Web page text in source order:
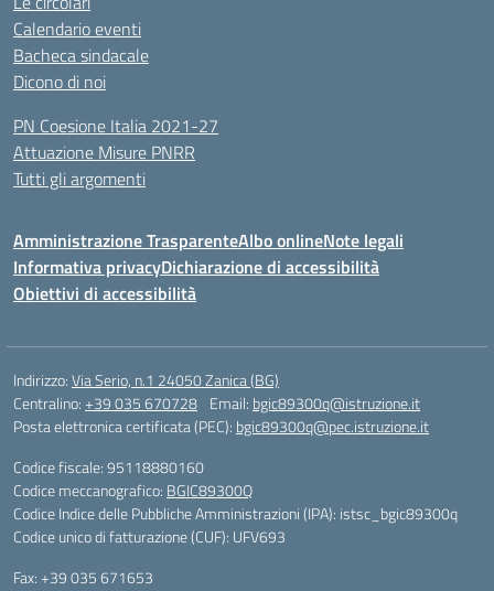
Calendario eventi
Bacheca sindacale
Dicono di noi
PN Coesione Italia 2021-27
Attuazione Misure PNRR
Tutti gli argomenti
Amministrazione TrasparenteAlbo onlineNote legali
Informativa privacyDichiarazione di accessibilità
Obiettivi di accessibilità
Indirizzo:Via Serio, n.1 24050 Zanica (BG)
Centralino:+39 035 670728 Email: bgic89300q@istruzione.it
Posta elettronica certificata (PEC): bgic89300q@pec.istruzione.it
Codice fiscale: 95118880160
Codice meccanografico: BGIC89300Q
Codice Indice delle Pubbliche Amministrazioni (IPA): istsc_bgic89300q
Codice unico di fatturazione (CUF): UFV693
Fax: +39 035 671653